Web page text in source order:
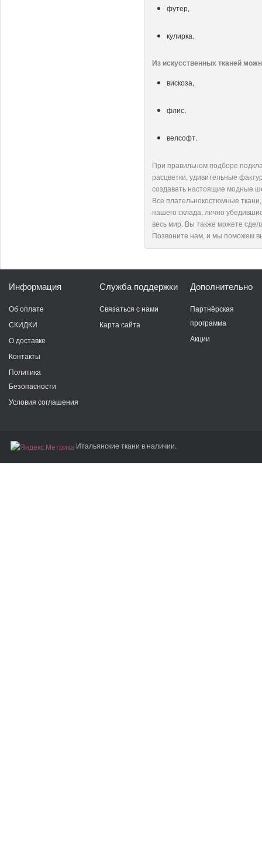
футер,
кулирка.
Из искусственных тканей
вискоза,
флис,
велсофт.
При правильном подборе
расцветки, удивительные
создавать настоящие модные
Все плательнокостюмные
нашего склада, лично
весь мир. Вы также можете
Позвоните нам, и мы поможем
Информация
Об оплате
СКИДКИ
О доставке
Контакты
Политика
Безопасности
Условия соглашения
Служба поддержки
Связаться с нами
Карта сайта
Дополнительно
Партнёрская
программа
Акции
Итальянские ткани в наличии.